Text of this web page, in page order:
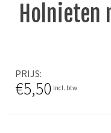
Holnieten
PRIJS
€5,50 Incl. btw